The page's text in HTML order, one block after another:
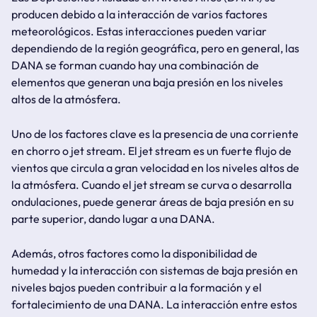
producen debido a la interacción de varios factores
meteorológicos. Estas interacciones pueden variar
dependiendo de la región geográfica, pero en general, las
DANA se forman cuando hay una combinación de
elementos que generan una baja presión en los niveles
altos de la atmósfera.
Uno de los factores clave es la presencia de una corriente
en chorro o jet stream. El jet stream es un fuerte flujo de
vientos que circula a gran velocidad en los niveles altos de
la atmósfera. Cuando el jet stream se curva o desarrolla
ondulaciones, puede generar áreas de baja presión en su
parte superior, dando lugar a una DANA.
Además, otros factores como la disponibilidad de
humedad y la interacción con sistemas de baja presión en
niveles bajos pueden contribuir a la formación y el
fortalecimiento de una DANA. La interacción entre estos